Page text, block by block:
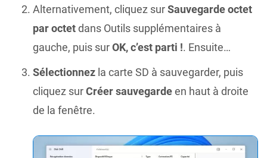
Alternativement, cliquez surSauvegarde octet
par octetdans Outils supplémentaires à
gauche, puis surOK, c’est parti !. Ensuite…
Sélectionnez la carte SD à sauvegarder, puis
cliquez surCréer sauvegardeen haut à droite
de la fenêtre.